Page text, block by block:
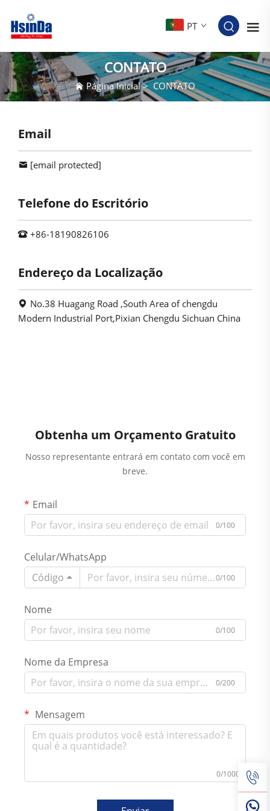
PT
CONTATO
Página Inicial>CONTATO
Email
[email protected]
Telefone do Escritório
+86-18190826106
Endereço da Localização
No.38 Huagang Road ,South Area of chengdu
Modern Industrial Port,Pixian Chengdu Sichuan China
Obtenha um Orçamento Gratuito
Nosso representante entrará em contato com você em
breve.
Email
0/100
Celular/WhatsApp
Código
0/100
Nome
0/100
Nome da Empresa
0/200
Mensagem
0/1000